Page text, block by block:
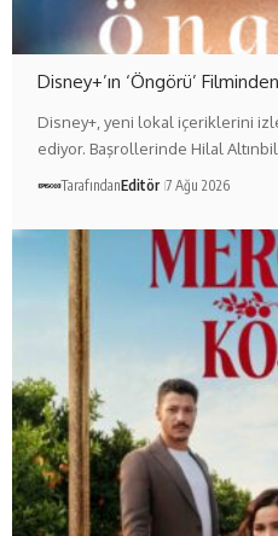
Disney+’ın ‘Öngörü’
Disney+, yeni lokal içeriklerini
ediyor. Başrollerinde Hilal
TarafındanEditör 7 Ağu 2026